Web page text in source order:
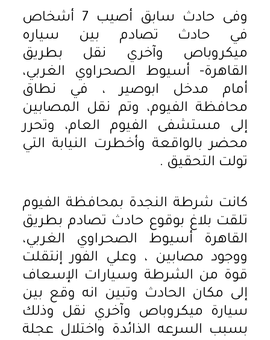
وفى حادث سابق أصيب 7 أشخاص
في حادث تصادم بين سياره
ميكروباص وآخري نقل بطريق
القاهرة- أسيوط الصحراوي الغربي،
أمام مدخل ابوصير ، في نطاق
محافظة الفيوم، وتم نقل المصابين
إلى مستشفى الفيوم العام، وتحرر
محضر بالواقعة وأخطرت النيابة التي
تولت التحقيق .
كانت شرطة النجدة بمحافظة الفيوم
تلقت بلاغ بوقوع حادث تصادم بطريق
القاهرة أسيوط الصحراوي الغربي،
ووجود مصابين ، وعلي الفور إنتقلت
قوة من الشرطة وسيارات الإسعاف
إلى مكان الحادث وتبين انه وقع بين
سيارة ميكروباص وآخري نقل وذلك
بسبب السرعه الذائدة واختلال عجلة